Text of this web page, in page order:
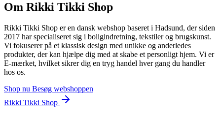
Om Rikki Tikki Shop
Rikki Tikki Shop er en dansk webshop baseret i Hadsund, der siden
2017 har specialiseret sig i boligindretning, tekstiler og brugskunst.
Vi fokuserer på et klassisk design med unikke og anderledes
produkter, der kan hjælpe dig med at skabe et personligt hjem. Vi er
E-mærket, hvilket sikrer dig en tryg handel hver gang du handler
hos os.
Shop nu Besøg webshoppen
Rikki Tikki Shop